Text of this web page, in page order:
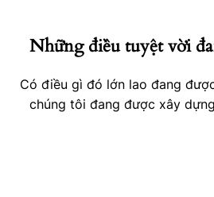
Những điều tuyệt vời
Có điều gì đó lớn lao đang
chúng tôi đang được xây